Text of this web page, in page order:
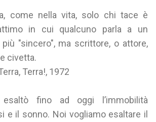
come nella vita, solo chi tace è
in cui qualcuno parla a un
"sincero", ma scrittore, o attore,
civetta.
Terra!, 1972
fino ad oggi l’immobilità
e il sonno. Noi vogliamo esaltare il